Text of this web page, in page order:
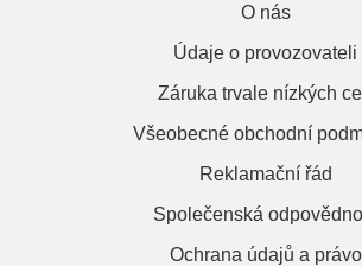
O nás
Údaje o provozovateli
Záruka trvale nízkých
Všeobecné obchodní
Reklamační řád
Společenská
Ochrana údajů a právo